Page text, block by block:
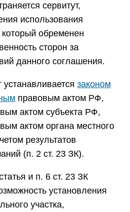
сервитут,
использования
который обременен
сторон за
данного соглашения.
законом
правовым актом РФ,
актом субъекта РФ,
актом органа местного
результатов
(п. 2 ст. 23 ЗК).
и п. 6 ст. 23 ЗК
установления
участка,